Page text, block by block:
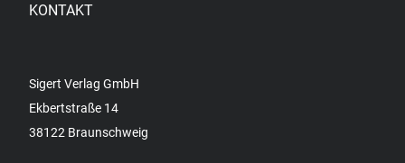
KONTAKT
Sigert Verlag GmbH
Ekbertstraße 14
38122 Braunschweig